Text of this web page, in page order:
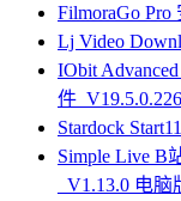
FilmoraGo
Lj Video
IObit
件
Stardock
Simple Live B
_V1.13.0 电